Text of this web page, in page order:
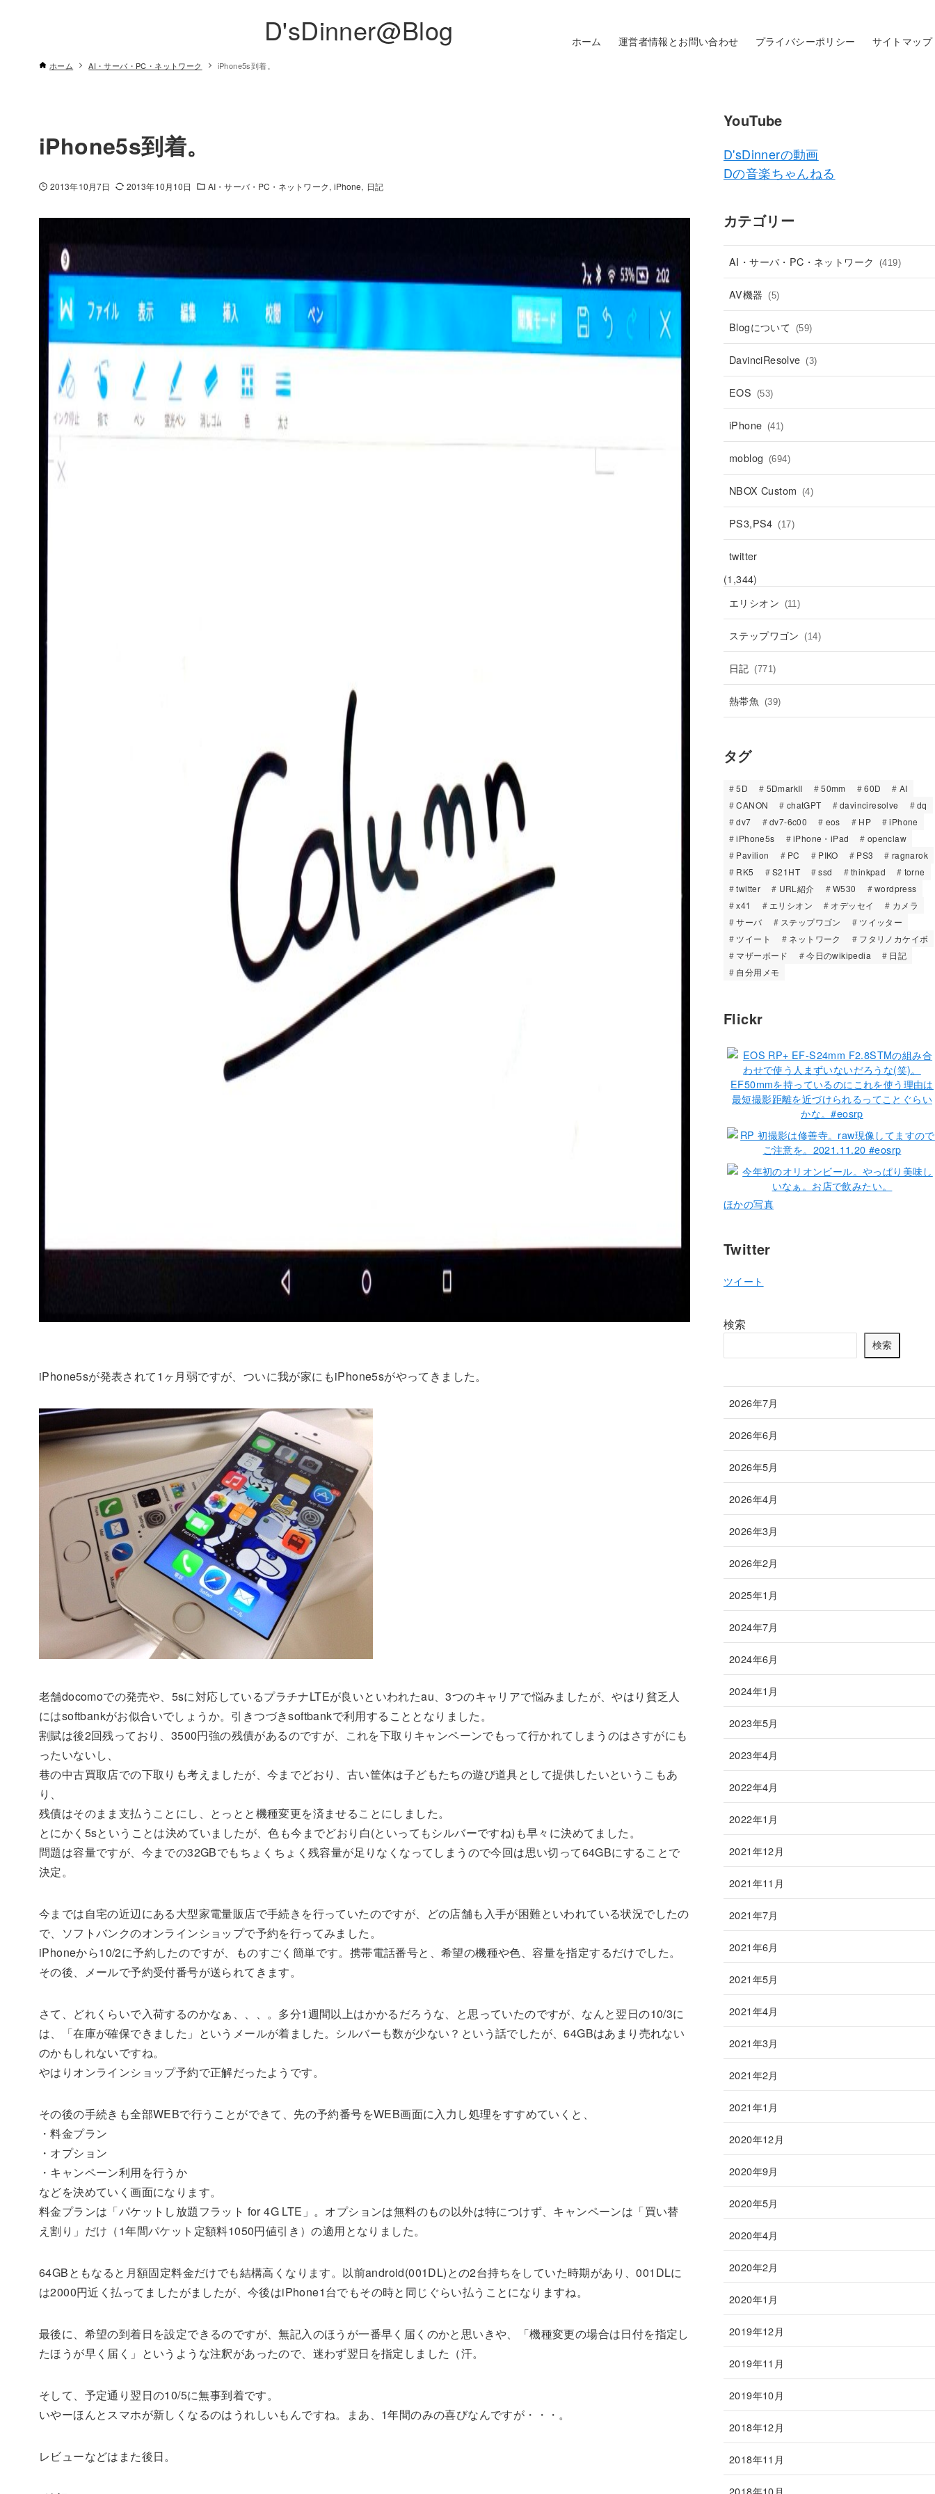
D'sDinner@Blog ホーム 運営者情報とお問い合わせ プライバシーポリシー サイトマップ
ホーム AI・サーバ・PC・ネットワーク iPhone5s到着。
iPhone5s到着。
2013年10月7日 2013年10月10日 AI・サーバ・PC・ネットワーク iPhone 日記
iPhone5sが発表されて1ヶ月弱ですが、ついに我が家にもiPhone5sがやってきました。
老舗docomoでの発売や、5sに対応しているプラチナLTEが良いといわれたau、3つのキャリアで悩みましたが、やはり貧乏人
にはsoftbankがお似合いでしょうか。引きつづきsoftbankで利用することとなりました。
割賦は後2回残っており、3500円強の残債があるのですが、これを下取りキャンペーンでもって行かれてしまうのはさすがにも
ったいないし、
巷の中古買取店での下取りも考えましたが、今までどおり、古い筐体は子どもたちの遊び道具として提供したいというこもあ
り、
残債はそのまま支払うことにし、とっとと機種変更を済ませることにしました。
とにかく5sということは決めていましたが、色も今までどおり白(といってもシルバーですね)も早々に決めてました。
問題は容量ですが、今までの32GBでもちょくちょく残容量が足りなくなってしまうので今回は思い切って64GBにすることで
決定。
今までは自宅の近辺にある大型家電量販店で手続きを行っていたのですが、どの店舗も入手が困難といわれている状況でしたの
で、ソフトバンクのオンラインショップで予約を行ってみました。
iPhoneから10/2に予約したのですが、ものすごく簡単です。携帯電話番号と、希望の機種や色、容量を指定するだけでした。
その後、メールで予約受付番号が送られてきます。
さて、どれくらいで入荷するのかなぁ、、、。多分1週間以上はかかるだろうな、と思っていたのですが、なんと翌日の10/3に
は、「在庫が確保できました」というメールが着ました。シルバーも数が少ない？という話でしたが、64GBはあまり売れない
のかもしれないですね。
やはりオンラインショップ予約で正解だったようです。
その後の手続きも全部WEBで行うことができて、先の予約番号をWEB画面に入力し処理をすすめていくと、
・料金プラン
・オプション
・キャンペーン利用を行うか
などを決めていく画面になります。
料金プランは「パケットし放題フラット for 4G LTE」。オプションは無料のもの以外は特につけず、キャンペーンは「買い替
え割り」だけ（1年間パケット定額料1050円値引き）の適用となりました。
64GBともなると月額固定料金だけでも結構高くなります。以前android(001DL)との2台持ちをしていた時期があり、001DLに
は2000円近く払ってましたがましたが、今後はiPhone1台でもその時と同じぐらい払うことになりますね。
最後に、希望の到着日を設定できるのですが、無記入のほうが一番早く届くのかと思いきや、「機種変更の場合は日付を指定し
たほうが早く届く」というような注釈があったので、迷わず翌日を指定しました（汗。
そして、予定通り翌日の10/5に無事到着です。
いやーほんとスマホが新しくなるのはうれしいもんですね。まあ、1年間のみの喜びなんですが・・・。
レビューなどはまた後日。
YouTube
D'sDinnerの動画
Dの音楽ちゃんねる
カテゴリー
AI・サーバ・PC・ネットワーク (419)
AV機器 (5)
Blogについて (59)
DavinciResolve (3)
EOS (53)
iPhone (41)
moblog (694)
NBOX Custom (4)
PS3,PS4 (17)
twitter
(1,344)
エリシオン (11)
ステップワゴン (14)
日記 (771)
熱帯魚 (39)
タグ
5D 5DmarkII 50mm 60D
AI
CANON
chatGPT davinciresolve
dq
dv7
dv7-6c00 eos HP
iPhone
iPhone5s
iPhone・iPad
openclaw
Pavilion
PC PIKO PS3
ragnarok
RK5
S21HT ssd thinkpad
torne
twitter
URL紹介 W530
wordpress
x41
エリシオン オデッセイ
カメラ
サーバ
ステップワゴン
ツイッター
ツイート
ネットワーク
フタリノカケイボ
マザーボード
今日のwikipedia
日記
自分用メモ
Flickr
ほかの写真
Twitter
ツイート
検索
検索
2026年7月
2026年6月
2026年5月
2026年4月
2026年3月
2026年2月
2025年1月
2024年7月
2024年6月
2024年1月
2023年5月
2023年4月
2022年4月
2022年1月
2021年12月
2021年11月
2021年7月
2021年6月
2021年5月
2021年4月
2021年3月
2021年2月
2021年1月
2020年12月
2020年9月
2020年5月
2020年4月
2020年2月
2020年1月
2019年12月
2019年11月
2019年10月
2018年12月
2018年11月
2018年10月